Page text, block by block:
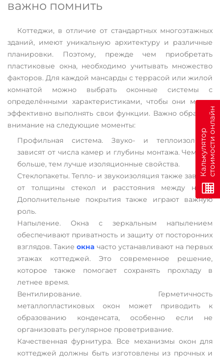
важно помнить
Коттеджи, в отличие от стандартных многоэтажных
зданий, имеют уникальную архитектуру и различные
планировки. Поэтому, прежде чем приобретать
пластиковые окна, необходимо учитывать множество
факторов. Для каждой мансарды с террасой или жилой
комнатой можно выбрать оконные системы с
определёнными характеристиками, чтобы они могли
эффективно выполнять свои функции. Важно обратить
внимание на следующие моменты:
Профильная система. Звуко- и теплоизоляция
зависят от числа камер и глубины монтажа. Чем они
больше, тем лучше изоляционные свойства.
Стеклопакеты. Тепло- и звукоизоляция также зависят
от толщины стекол и расстояния между ними.
Дополнительные покрытия также играют важную
роль.
Напыление. Окна с зеркальным напылением
обеспечивают приватность и защиту от посторонних
взглядов. Такиеокна часто устанавливают на первых
этажах коттеджей. Это современное решение,
которое также помогает сохранять прохладу в
летнее время.
Вентилирование. Герметичность
металлопластиковых окон может приводить к
образованию конденсата, особенно если не
организовать регулярное проветривание.
Качественная фурнитура. Все механизмы окон для
коттеджей должны быть изготовлены из прочных и
К
а
л
ь
к
у
л
я
т
о
р
с
т
о
и
м
о
с
т
и
о
н
л
а
йн